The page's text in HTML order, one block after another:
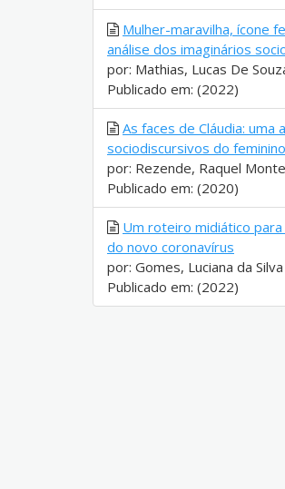
Mulher-maravilha, ícone
análise dos imaginários
por: Mathias, Lucas De
Publicado em: (2022)
As faces de Cláudia: uma
sociodiscursivos do feminino
por: Rezende, Raquel
Publicado em: (2020)
Um roteiro midiático para
do novo coronavírus
por: Gomes, Luciana da Silva
Publicado em: (2022)